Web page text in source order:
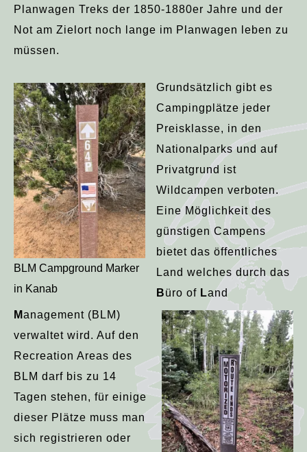
Planwagen Treks der 1850-1880er Jahre und der
Not am Zielort noch lange im Planwagen leben zu
müssen.
BLM Campground Marker
in Kanab
Grundsätzlich gibt es
Campingplätze jeder
Preisklasse, in den
Nationalparks und auf
Privatgrund ist
Wildcampen verboten.
Eine Möglichkeit des
günstigen Campens
bietet das öffentliches
Land welches durch das
Büro of Land
Management (BLM)
verwaltet wird. Auf den
Recreation Areas des
BLM darf bis zu 14
Tagen stehen, für einige
dieser Plätze muss man
sich registrieren oder